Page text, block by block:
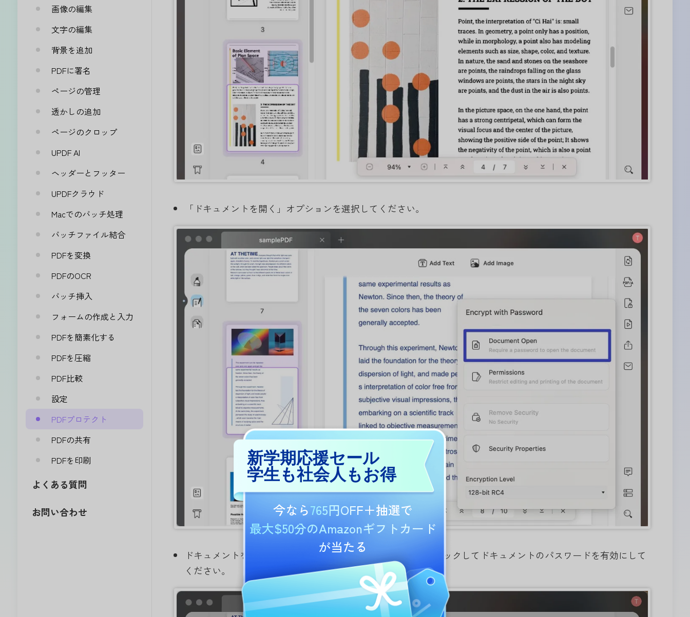
画像の編集
文字の編集
背景を追加
PDFに署名
ページの管理
透かしの追加
ページのクロップ
UPDF AI
ヘッダーとフッター
UPDFクラウド
Macでのバッチ処理
バッチファイル結合
PDFを変換
PDFのOCR
バッチ挿入
フォームの作成と入力
PDFを簡素化する
PDFを圧縮
PDF比較
設定
PDFプロテクト
PDFの共有
PDFを印刷
よくある質問
お問い合わせ
「ドキュメントを開く」オプションを選択してください。
ドキュメントを開くパスワードを設定したら、「適用」をクリックしてドキュメントのパスワードを有効にして
ください。
新学期応援セール
学生も社会人もお得
今なら765円OFF＋抽選で
最大$50分のAmazonギフトカード
が当たる